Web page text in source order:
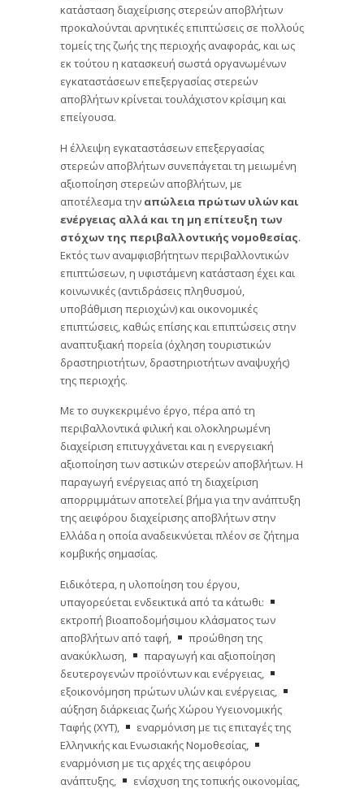
κατάσταση διαχείρισης στερεών αποβλήτων
προκαλούνται αρνητικές επιπτώσεις σε πολλούς
τομείς της ζωής της περιοχής αναφοράς, και ως
εκ τούτου η κατασκευή σωστά οργανωμένων
εγκαταστάσεων επεξεργασίας στερεών
αποβλήτων κρίνεται τουλάχιστον κρίσιμη και
επείγουσα.
Η έλλειψη εγκαταστάσεων επεξεργασίας
στερεών αποβλήτων συνεπάγεται τη μειωμένη
αξιοποίηση στερεών αποβλήτων, με
αποτέλεσμα την απώλεια πρώτων υλών και
ενέργειας αλλά και τη μη επίτευξη των
στόχων της περιβαλλοντικής νομοθεσίας.
Εκτός των αναμφισβήτητων περιβαλλοντικών
επιπτώσεων, η υφιστάμενη κατάσταση έχει και
κοινωνικές (αντιδράσεις πληθυσμού,
υποβάθμιση περιοχών) και οικονομικές
επιπτώσεις, καθώς επίσης και επιπτώσεις στην
αναπτυξιακή πορεία (όχληση τουριστικών
δραστηριοτήτων, δραστηριοτήτων αναψυχής)
της περιοχής.
Με το συγκεκριμένο έργο, πέρα από τη
περιβαλλοντικά φιλική και ολοκληρωμένη
διαχείριση επιτυγχάνεται και η ενεργειακή
αξιοποίηση των αστικών στερεών αποβλήτων. Η
παραγωγή ενέργειας από τη διαχείριση
απορριμμάτων αποτελεί βήμα για την ανάπτυξη
της αειφόρου διαχείρισης αποβλήτων στην
Ελλάδα η οποία αναδεικνύεται πλέον σε ζήτημα
κομβικής σημασίας.
Ειδικότερα, η υλοποίηση του έργου,
υπαγορεύεται ενδεικτικά από τα κάτωθι:
εκτροπή βιοαποδομήσιμου κλάσματος των
αποβλήτων από ταφή,
προώθηση της
ανακύκλωση,
παραγωγή και αξιοποίηση
δευτερογενών προϊόντων και ενέργειας,
εξοικονόμηση πρώτων υλών και ενέργειας,
αύξηση διάρκειας ζωής Χώρου Υγειονομικής
Ταφής (ΧΥΤ),
εναρμόνιση με τις επιταγές της
Ελληνικής και Ενωσιακής Νομοθεσίας,
εναρμόνιση με τις αρχές της αειφόρου
ανάπτυξης,
ενίσχυση της τοπικής οικονομίας,